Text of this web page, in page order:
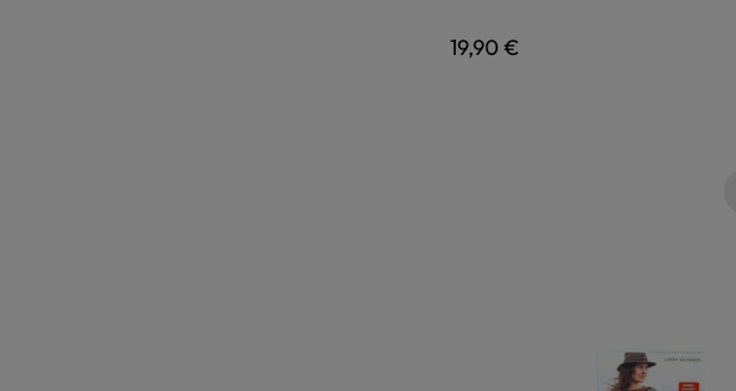
Regulärer Preis:
19,90 €